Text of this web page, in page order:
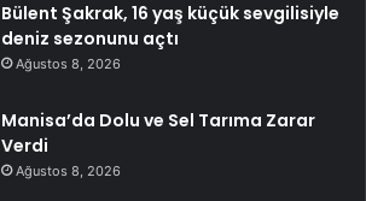
Bülent Şakrak, 16 yaş küçük sevgilisiyle
deniz sezonunu açtı
Ağustos 8, 2026
Manisa’da Dolu ve Sel Tarıma Zarar
Verdi
Ağustos 8, 2026